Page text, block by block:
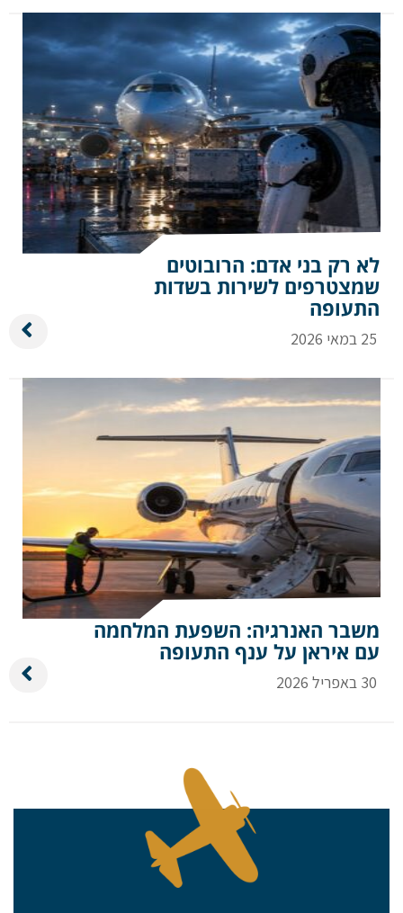
לא רק בני אדם: הרובוטים
שמצטרפים לשירות בשדות
התעופה
25 במאי 2026
משבר האנרגיה: השפעת המלחמה
עם איראן על ענף התעופה
30 באפריל 2026